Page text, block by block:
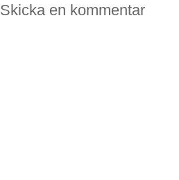
Skicka en kommentar